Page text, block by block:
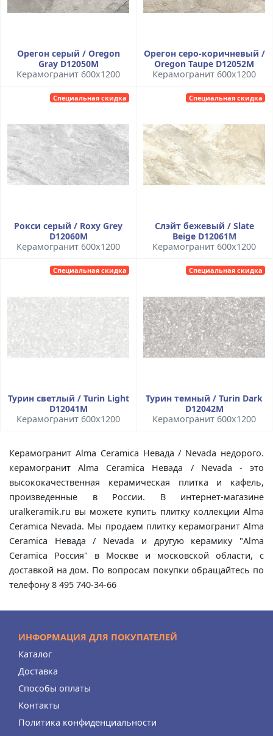
Орегон серый / Oregon
Gray D12050M
Керамогранит 600x1200
Орегон серо-коричневый /
Oregon Taupe D12052M
Керамогранит 600x1200
Специальная скидка
Рокси серый / Roxy Grey
D12060M
Керамогранит 600x1200
Специальная скидка
Слэйт бежевый / Slate
Beige D12061M
Керамогранит 600x1200
Специальная скидка
Турин светлый / Turin Light
D12041M
Керамогранит 600x1200
Специальная скидка
Турин темный / Turin Dark
D12042M
Керамогранит 600x1200
Керамогранит Alma Ceramica Невада / Nevada недорого.
керамогранит Alma Ceramica Невада / Nevada - это
высококачественная керамическая плитка и кафель,
произведенные в России. В интернет-магазине
uralkeramik.ru вы можете купить плитку коллекции Alma
Ceramica Nevada. Мы продаем плитку керамогранит Alma
Ceramica Невада / Nevada и другую керамику "Alma
Ceramica Россия" в Москве и московской области, с
доставкой на дом. По вопросам покупки обращайтесь по
телефону 8 495 740-34-66
ИНФОРМАЦИЯ ДЛЯ ПОКУПАТЕЛЕЙ
Каталог
Доставка
Способы оплаты
Контакты
Политика конфиденциальности